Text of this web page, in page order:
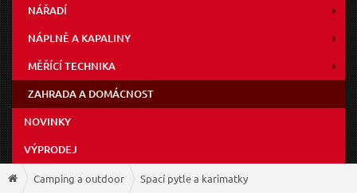
NÁŘADÍ
NÁPLNĚ A KAPALINY
MĚŘÍCÍ TECHNIKA
ZAHRADA A DOMÁCNOST
NOVINKY
VÝPRODEJ
Camping a outdoor Spací pytle a karimatky